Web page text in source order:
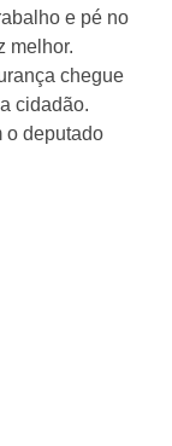
e pé no
melhor.
chegue
cidadão.
o deputado